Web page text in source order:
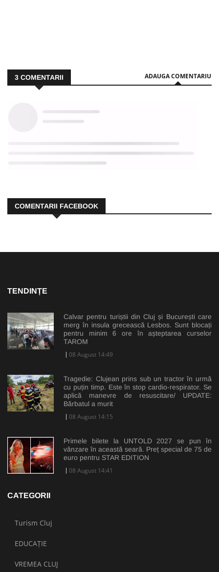
3 COMENTARII ADAUGA COMENTARIU
COMENTARII FACEBOOK
TENDINȚE
Calvar pentru turiștii din Cluj și București care
merg în insula grecească Lesbos. Sunt blocați
pentru minim 6 ore în așteptarea curselor
TAROM
08 August 14:49
Tragedie: Clujean prins sub un tractor în urmă
cu puțin timp. Este în stop cardio-respirator. Se
aplică manevre de resuscitare/ UPDATE:
Bărbatul a murit
08 August 14:15
Primele bilete la UNTOLD 2027 se pun în
vânzare în această seară. Preț special de 75 de
euro pentru STAR EDITION
08 August 14:41
CATEGORII
Turism Cluj
EDUCAȚIE
VREMEA CLUJ